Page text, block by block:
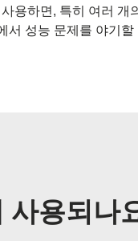
용하면, 특히 여러 개
서 성능 문제를 야기할
사용되나